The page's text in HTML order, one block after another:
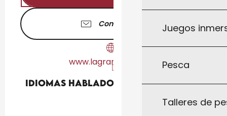
Juegos
Pesca
Talleres de
Contáctenos
www.lagrangedubos.fr
Idiomas hablados
Idiomas hablados